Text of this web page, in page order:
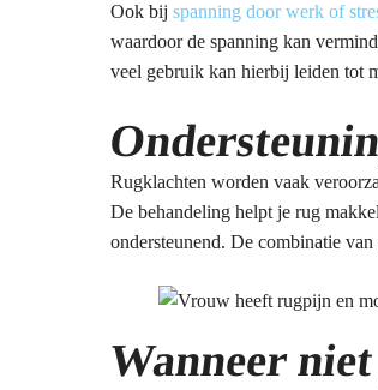
Ook bij spanning door werk of
waardoor de spanning kan
veel gebruik kan hierbij leiden tot
Rugklachten worden vaak
De behandeling helpt je rug
ondersteunend. De combinatie
Wanneer